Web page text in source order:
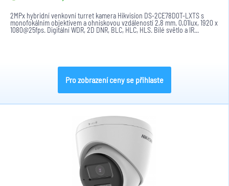
2MPx hybridní venkovní turret kamera Hikvision DS-2CE78D0T-LXTS s
monofokálním objektivem a ohniskovou vzdáleností 2,8 mm. 0,01lux, 1920 x
1080@25fps. Digitální WDR, 2D DNR, BLC, HLC, HLS. Bílé světlo a IR...
Pro zobrazení ceny se přihlaste